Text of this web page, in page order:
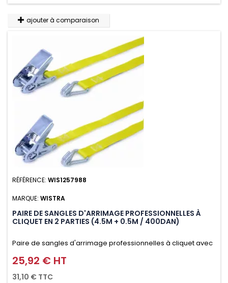
ajouter à comparaison
RÉFÉRENCE: WIS1257988
MARQUE: WISTRA
PAIRE DE SANGLES D'ARRIMAGE PROFESSIONNELLES À
CLIQUET EN 2 PARTIES (4.5M + 0.5M / 400DAN)
Paire de sangles d'arrimage professionnelles à cliquet avec
crochet en 2 parties (4.5M + 0.5M / 400daN), simple et rapide
d'utilisation. Permet d'arrimer et de sécuriser
Prix
25,92 € HT
31,10 € TTC